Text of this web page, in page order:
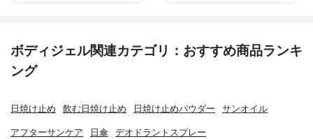
ボディジェル関連カテゴリ：おすすめ商品ランキ
ング
日焼け止め 飲む日焼け止め 日焼け止めパウダー サンオイル
アフターサンケア 日傘 デオドラントスプレー